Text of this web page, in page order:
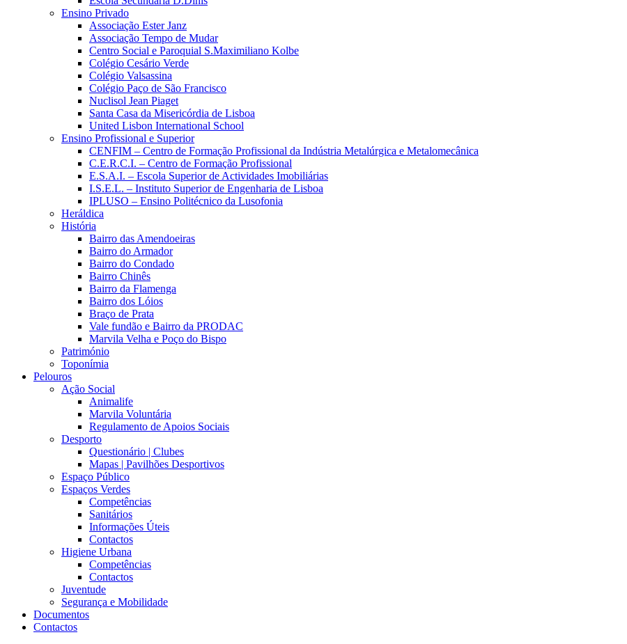
Ensino Privado
Associação Ester Janz
Associação Tempo de Mudar
Centro Social e Paroquial S.Maximiliano Kolbe
Colégio Cesário Verde
Colégio Valsassina
Colégio Paço de São Francisco
Nuclisol Jean Piaget
Santa Casa da Misericórdia de Lisboa
United Lisbon International School
Ensino Profissional e Superior
CENFIM – Centro de Formação Profissional da Indústria Metalúrgica e Metalomecânica
C.E.R.C.I. – Centro de Formação Profissional
E.S.A.I. – Escola Superior de Actividades Imobiliárias
I.S.E.L. – Instituto Superior de Engenharia de Lisboa
IPLUSO – Ensino Politécnico da Lusofonia
Heráldica
História
Bairro das Amendoeiras
Bairro do Armador
Bairro do Condado
Bairro Chinês
Bairro da Flamenga
Bairro dos Lóios
Braço de Prata
Vale fundão e Bairro da PRODAC
Marvila Velha e Poço do Bispo
Património
Toponímia
Pelouros
Ação Social
Animalife
Marvila Voluntária
Regulamento de Apoios Sociais
Desporto
Questionário | Clubes
Mapas | Pavilhões Desportivos
Espaço Público
Espaços Verdes
Competências
Sanitários
Informações Úteis
Contactos
Higiene Urbana
Competências
Contactos
Juventude
Segurança e Mobilidade
Documentos
Contactos